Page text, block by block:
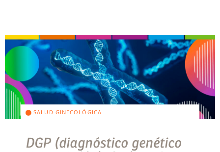
SALUD GINECOLÓGICA
DGP (diagnóstico genético